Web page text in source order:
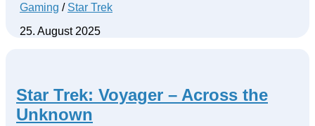
Gaming / Star Trek
25. August 2025
Star Trek: Voyager – Across the
Unknown